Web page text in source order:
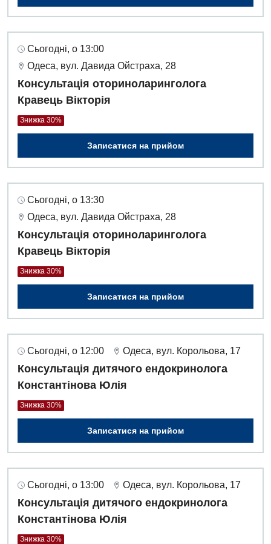
Сьогодні, о 13:00
Одеса, вул. Давида Ойстраха, 28
Консультація оториноларинголога
Кравець Вікторія
Знижка 30%
Записатися на прийом
Сьогодні, о 13:30
Одеса, вул. Давида Ойстраха, 28
Консультація оториноларинголога
Кравець Вікторія
Знижка 30%
Записатися на прийом
Сьогодні, о 12:00 Одеса, вул. Корольова, 17
Консультація дитячого ендокринолога
Константінова Юлія
Знижка 30%
Записатися на прийом
Сьогодні, о 13:00 Одеса, вул. Корольова, 17
Консультація дитячого ендокринолога
Константінова Юлія
Знижка 30%